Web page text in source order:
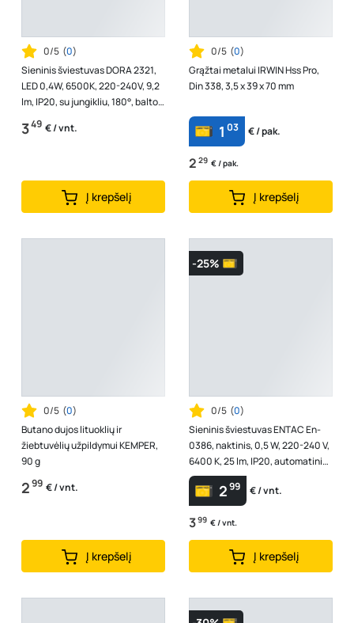
0/5 (0)
Sieninis šviestuvas DORA 2321,
LED 0,4W, 6500K, 220-240V, 9,2
lm, IP20, su jungikliu, 180°, baltos
sp., 107 x 35 x 60 mm
349 € / vnt.
Į krepšelį
0/5 (0)
Grąžtai metalui IRWIN Hss Pro,
Din 338, 3,5 x 39 x 70 mm
1 03 € / pak.
2 29 € / pak.
Į krepšelį
0/5 (0)
Butano dujos lituoklių ir
žiebtuvėlių užpildymui KEMPER,
90 g
299 € / vnt.
Į krepšelį
-25%
0/5 (0)
Sieninis šviestuvas ENTAC En-
0386, naktinis, 0,5 W, 220-240 V,
6400 K, 25 lm, IP20, automatinis
įsijungimas temstant, ap...
299 € / vnt.
399 € / vnt.
Į krepšelį